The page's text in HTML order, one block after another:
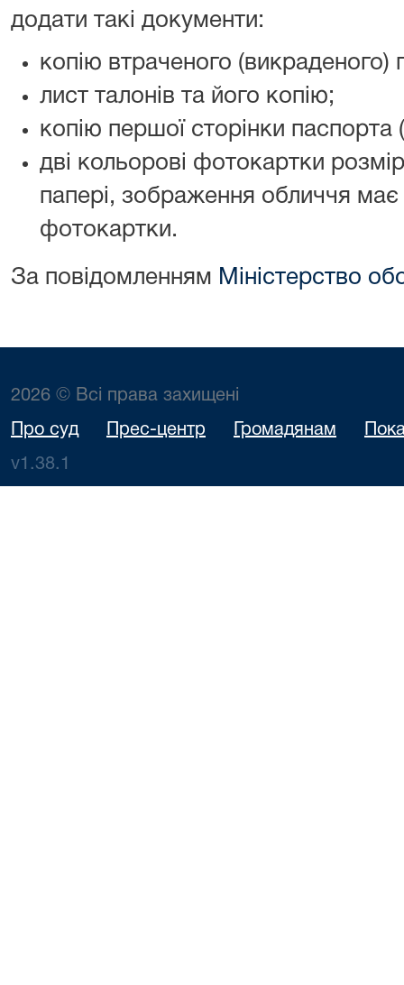
додати такі документи:
копію втраченого (викраденого)
лист талонів та його копію;
копію першої сторінки
дві кольорові фотокартки
папері, зображення обличчя
фотокартки.
За повідомленням Міністерство
2026 © Всі права захищені
Про суд Прес-центр Громадянам
v1.38.1